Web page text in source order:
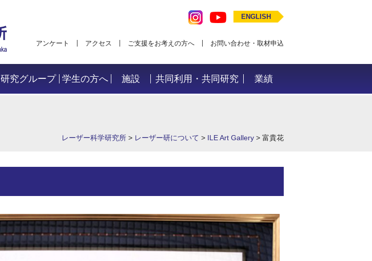
ENGLISH
アンケート アクセス ご支援をお考えの方へ お問い合わせ・取材申込
研究グループ 学生の方へ 施設 共同利用・共同研究 業績
レーザー科学研究所 > レーザー研について > ILE Art Gallery > 富貴花